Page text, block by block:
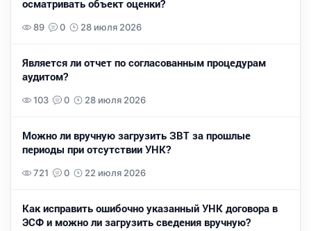
осматривать объект оценки?
89 0 28 июля 2026
Является ли отчет по согласованным процедурам
аудитом?
103 0 28 июля 2026
Можно ли вручную загрузить ЗВТ за прошлые
периоды при отсутствии УНК?
721 0 22 июля 2026
Как исправить ошибочно указанный УНК договора в
ЭСФ и можно ли загрузить сведения вручную?